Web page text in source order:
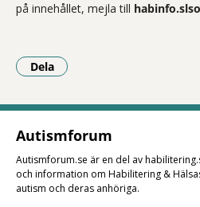
på innehållet, mejla till
Dela
- Klicka för att öppna
Autismforum
Autismforum.se är en del av
och information om Habilitering &
autism och deras anhöriga.